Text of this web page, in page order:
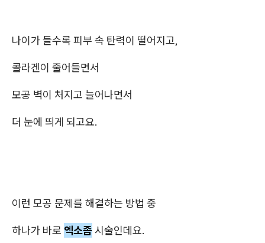
나이가 들수록 피부 속 탄력이 떨어지고,
콜라겐이 줄어들면서
모공 벽이 처지고 늘어나면서
더 눈에 띄게 되고요.
이런 모공 문제를 해결하는 방법 중
하나가 바로 엑소좀시술인데요.